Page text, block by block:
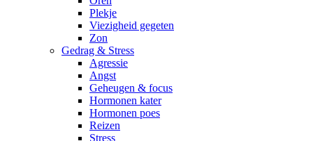
Plekje
Viezigheid gegeten
Zon
Gedrag & Stress
Agressie
Angst
Geheugen & focus
Hormonen kater
Hormonen poes
Reizen
Stress